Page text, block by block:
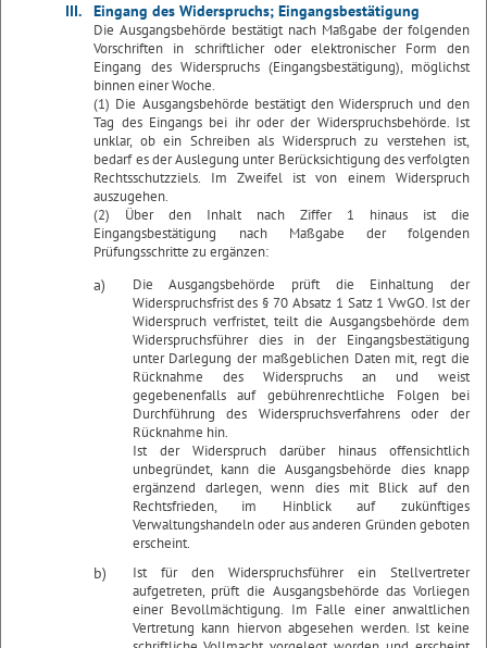
III. Eingang des Widerspruchs; Eingangsbestätigung
Die Ausgangsbehörde bestätigt nach Maßgabe der folgenden
Vorschriften in schriftlicher oder elektronischer Form den
Eingang des Widerspruchs (Eingangsbestätigung), möglichst
binnen einer Woche.
(1) Die Ausgangsbehörde bestätigt den Widerspruch und den
Tag des Eingangs bei ihr oder der Widerspruchsbehörde. Ist
unklar, ob ein Schreiben als Widerspruch zu verstehen ist,
bedarf es der Auslegung unter Berücksichtigung des verfolgten
Rechtsschutzziels. Im Zweifel ist von einem Widerspruch
auszugehen.
(2) Über den Inhalt nach Ziffer 1 hinaus ist die
Eingangsbestätigung nach Maßgabe der folgenden
Prüfungsschritte zu ergänzen:
a)
Die Ausgangsbehörde prüft die Einhaltung der
Widerspruchsfrist des § 70 Absatz 1 Satz 1 VwGO. Ist der
Widerspruch verfristet, teilt die Ausgangsbehörde dem
Widerspruchsführer dies in der Eingangsbestätigung
unter Darlegung der maßgeblichen Daten mit, regt die
Rücknahme des Widerspruchs an und weist
gegebenenfalls auf gebührenrechtliche Folgen bei
Durchführung des Widerspruchsverfahrens oder der
Rücknahme hin.
Ist der Widerspruch darüber hinaus offensichtlich
unbegründet, kann die Ausgangsbehörde dies knapp
ergänzend darlegen, wenn dies mit Blick auf den
Rechtsfrieden, im Hinblick auf zukünftiges
Verwaltungshandeln oder aus anderen Gründen geboten
erscheint.
b)
Ist für den Widerspruchsführer ein Stellvertreter
aufgetreten, prüft die Ausgangsbehörde das Vorliegen
einer Bevollmächtigung. Im Falle einer anwaltlichen
Vertretung kann hiervon abgesehen werden. Ist keine